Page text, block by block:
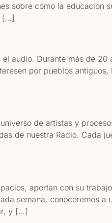
sobre cómo la educación
[…]
audio. Durante más de 20
por pueblos
de artistas y
de nuestra Radio. Cada
aportan con su
semana, conoceremos
y […]